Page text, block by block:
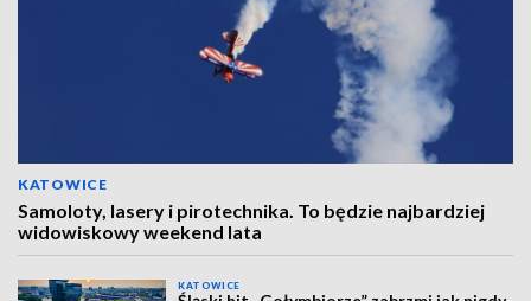
KATOWICE
Samoloty, lasery i pirotechnika. To będzie najbardziej
widowiskowy weekend lata
KATOWICE